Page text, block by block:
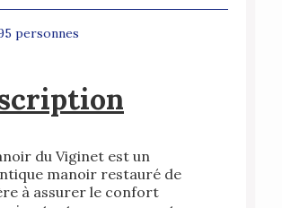
personnes
du Viginet est un
manoir restauré de
à assurer le confort